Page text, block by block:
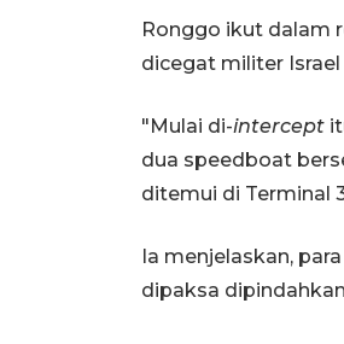
Ronggo ikut dalam
dicegat militer Israel
"Mulai di-intercept
dua speedboat
ditemui di Terminal
Ia menjelaskan,
dipaksa